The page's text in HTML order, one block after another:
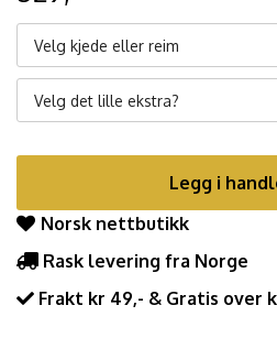
Velg kjede eller reim
Velg det lille ekstra?
Legg i
Norsk nettbutikk
Rask levering fra Norge
Frakt kr 49,- & Gratis over